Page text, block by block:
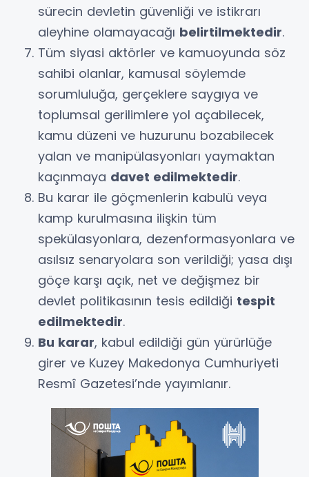
sürecin devletin güvenliği ve istikrarı
aleyhine olamayacağı belirtilmektedir.
Tüm siyasi aktörler ve kamuoyunda söz
sahibi olanlar, kamusal söylemde
sorumluluğa, gerçeklere saygıya ve
toplumsal gerilimlere yol açabilecek,
kamu düzeni ve huzurunu bozabilecek
yalan ve manipülasyonları yaymaktan
kaçınmaya davet edilmektedir.
Bu karar ile göçmenlerin kabulü veya
kamp kurulmasına ilişkin tüm
spekülasyonlara, dezenformasyonlara ve
asılsız senaryolara son verildiği; yasa dışı
göçe karşı açık, net ve değişmez bir
devlet politikasının tesis edildiği tespit
edilmektedir.
Bu karar, kabul edildiği gün yürürlüğe
girer ve Kuzey Makedonya Cumhuriyeti
Resmî Gazetesi’nde yayımlanır.